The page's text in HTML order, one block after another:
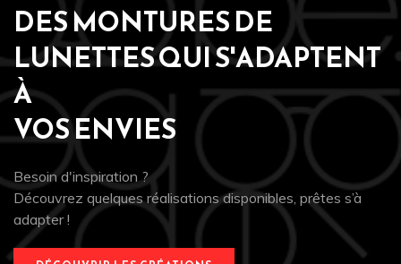
DES MONTURES DE
LUNETTES QUI S'ADAPTENT
À
VOS ENVIES
Besoin d'inspiration ?
Découvrez quelques réalisations disponibles, prêtes s’à
adapter !